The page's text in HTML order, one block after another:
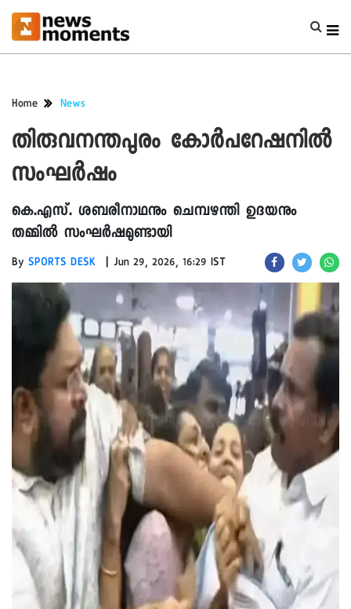
Home News
തിരുവനന്തപുരം കോർപറേഷനിൽ
സംഘർഷം
കെ.എസ്. ശബരീനാഥനും ചെമ്പഴന്തി ഉദയനും
തമ്മിൽ സംഘർഷമുണ്ടായി
By SPORTS DESK | Jun 29, 2026, 16:29 IST